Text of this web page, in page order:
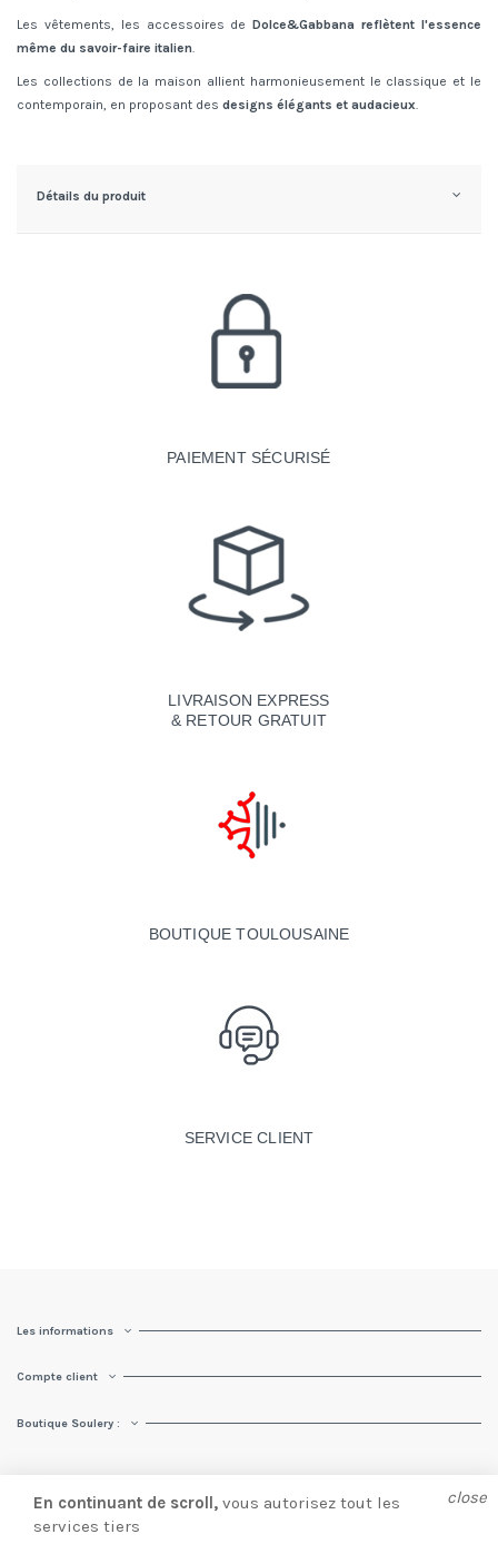
Les vêtements, les accessoires deDolce&Gabbana reflètent l'essence
même du savoir-faire italien.
Les collections de la maison allient harmonieusement le classique et le
contemporain, en proposant des designs élégants et audacieux.
Détails du produit
PAIEMENT SÉCURISÉ
LIVRAISON EXPRESS
& RETOUR GRATUIT
BOUTIQUE TOULOUSAINE
SERVICE CLIENT
Les informations
Compte client
Boutique Soulery :
© Soulery 2025 |
close
En continuant de scroll, vous autorisez tout les
services tiers